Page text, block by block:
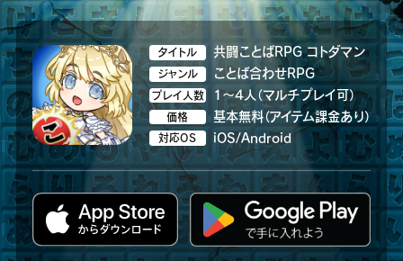
タイトル 共闘ことばRPG コトダマン
ジャンル ことば合わせRPG
プレイ人数 1～4人（マルチプレイ可）
価格 基本無料（アイテム課金あり）
対応OS iOS/Android